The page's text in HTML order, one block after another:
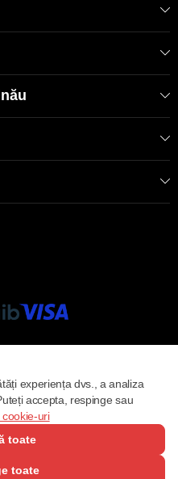
experiența dvs., a analiza
accepta, respinge sau
cookie-uri
toate
toate